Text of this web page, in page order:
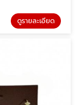
ดูรายละเอียด